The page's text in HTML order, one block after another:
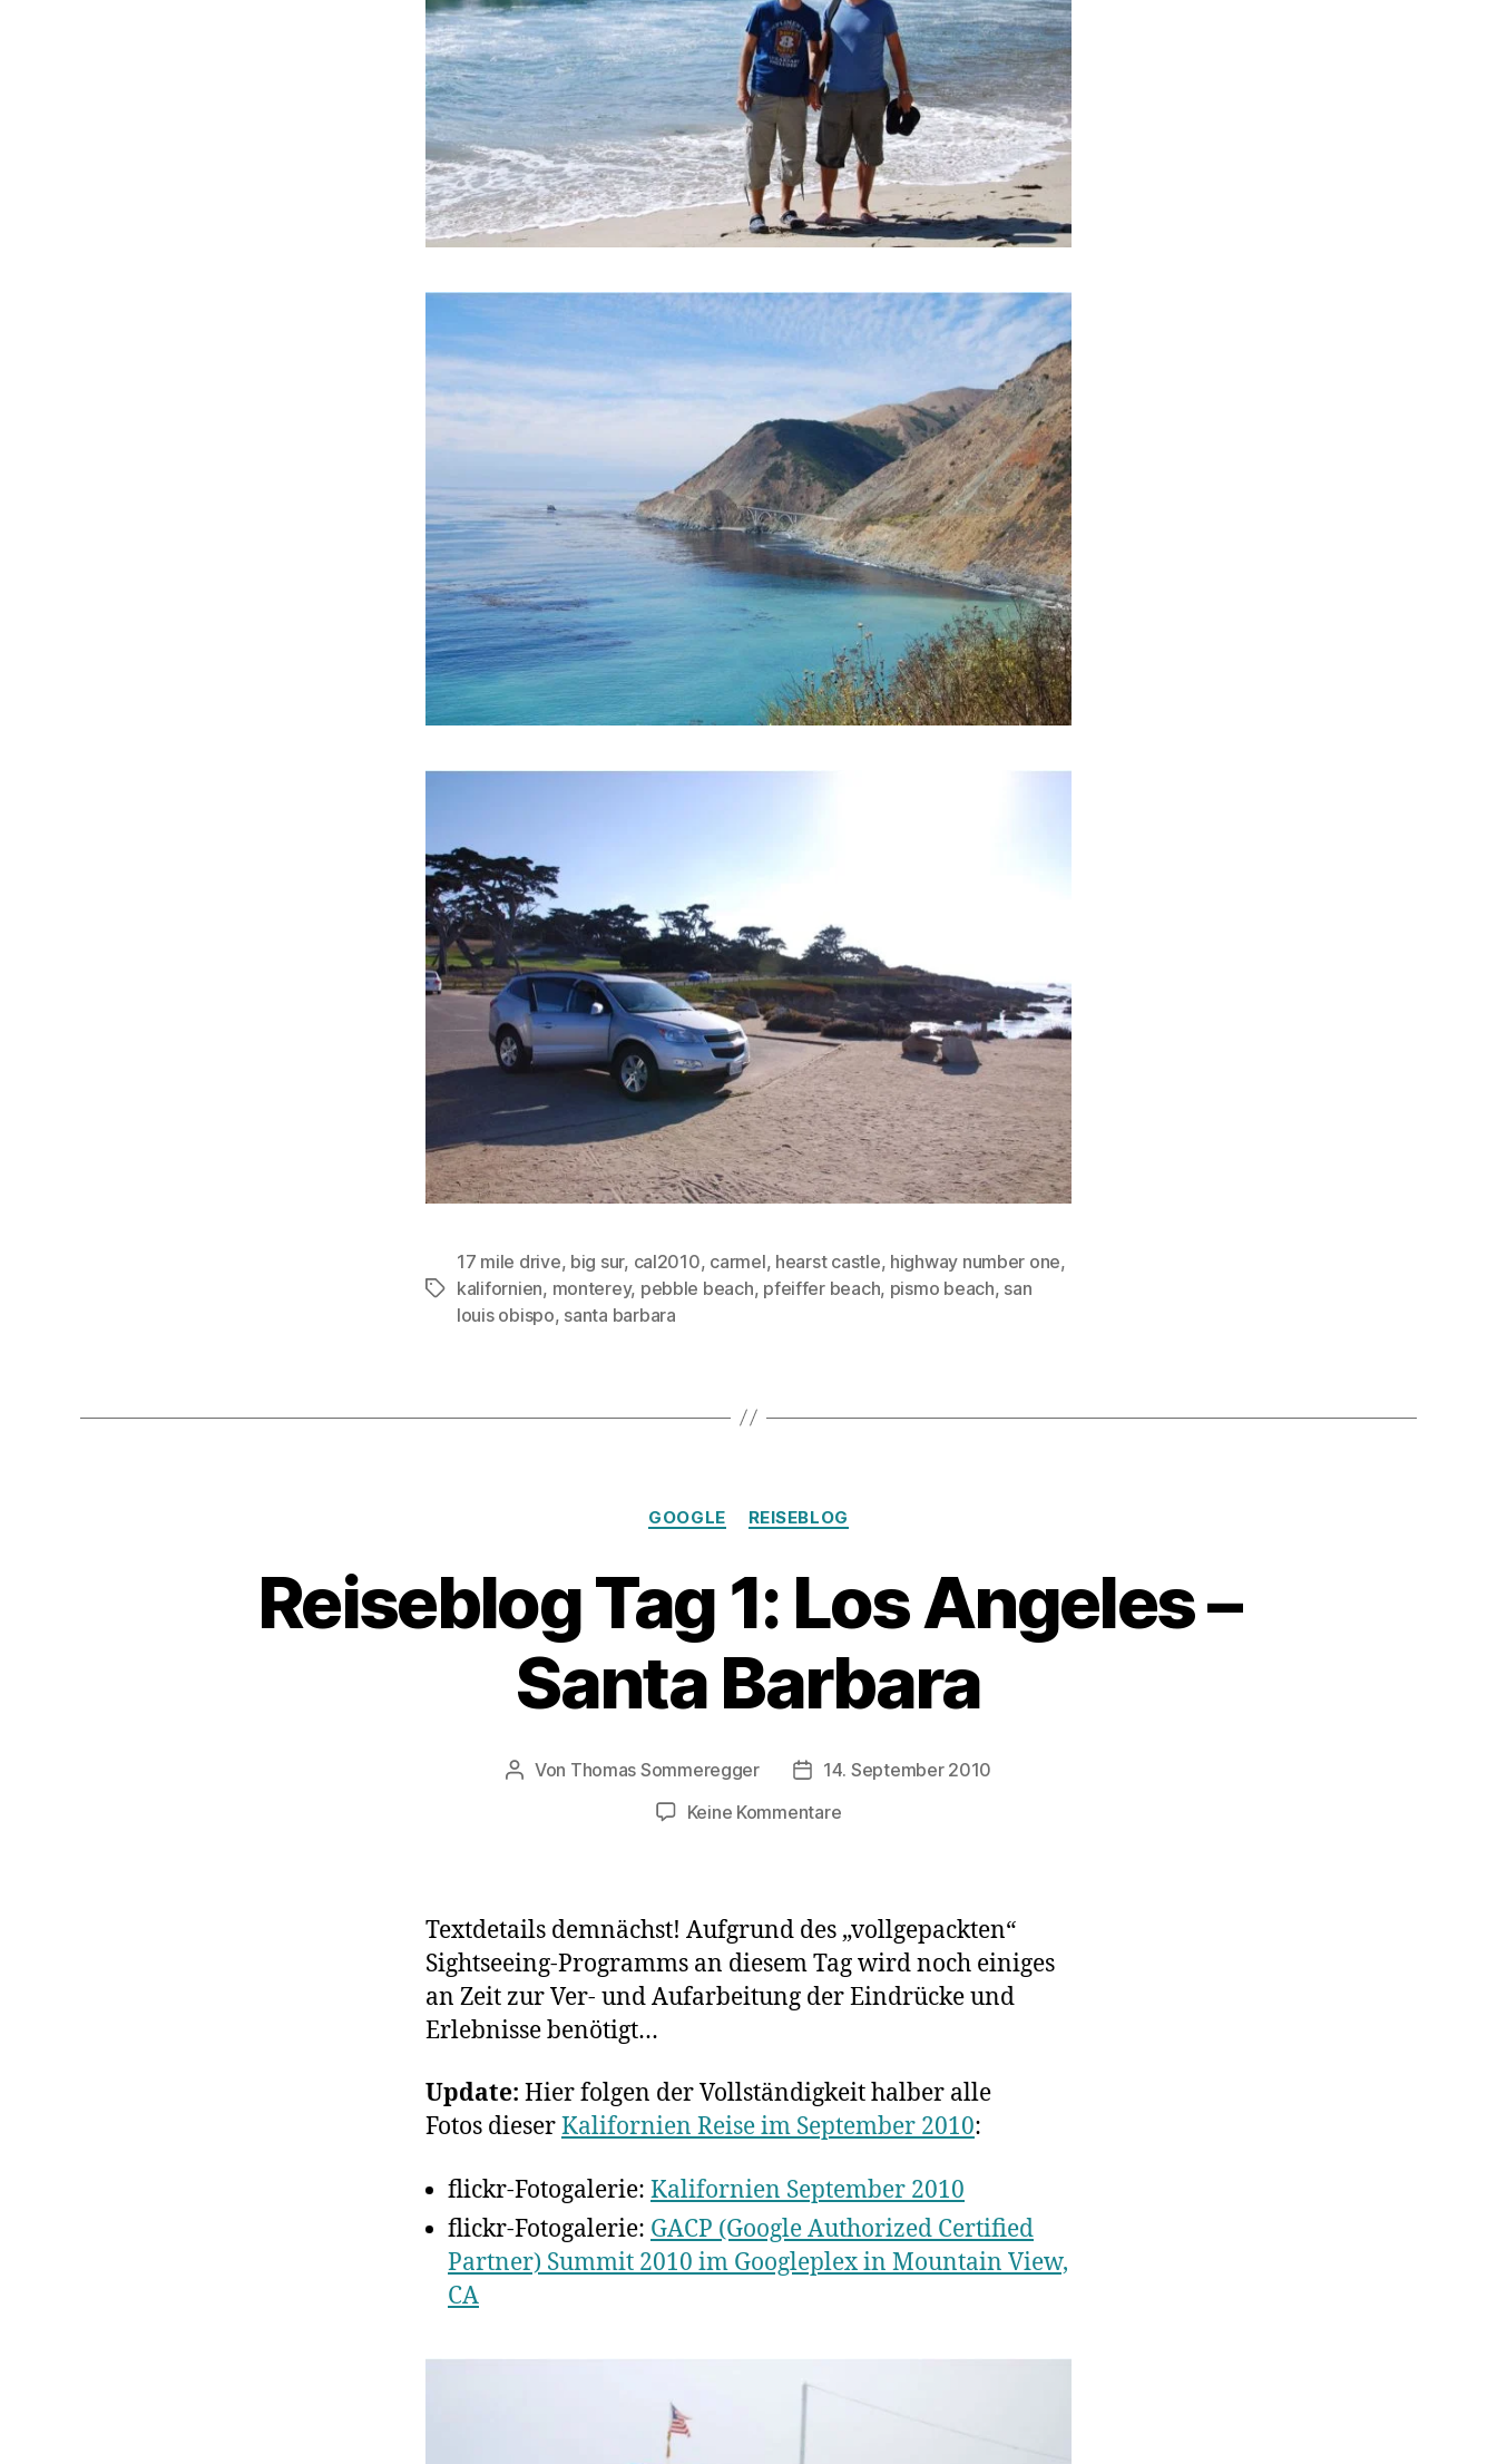
Schlagwörter
17 mile drive, big sur, cal2010, carmel, hearst castle, highway number one,
kalifornien, monterey, pebble beach, pfeiffer beach, pismo beach, san
louis obispo, santa barbara
Kategorien
GOOGLE REISEBLOG
Reiseblog Tag 1: Los Angeles –
Santa Barbara
Beitragsautor
Von Thomas Sommeregger Veröffentlichungsdatum
14. September 2010
Keine Kommentarezu
Angeles
–
Santa
Textdetails demnächst! Aufgrund des „vollgepackten“
Sightseeing-Programms an diesem Tag wird noch einiges
an Zeit zur Ver- und Aufarbeitung der Eindrücke und
Erlebnisse benötigt…
Update: Hier folgen der Vollständigkeit halber alle
Fotos dieserKalifornien Reise im September 2010:
flickr-Fotogalerie: Kalifornien September 2010
flickr-Fotogalerie: GACP (Google Authorized Certified
Partner) Summit 2010 im Googleplex in Mountain View,
CA